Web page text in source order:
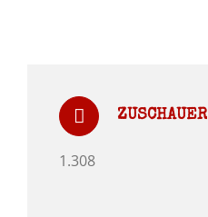
ZUSCHAUER
1.308